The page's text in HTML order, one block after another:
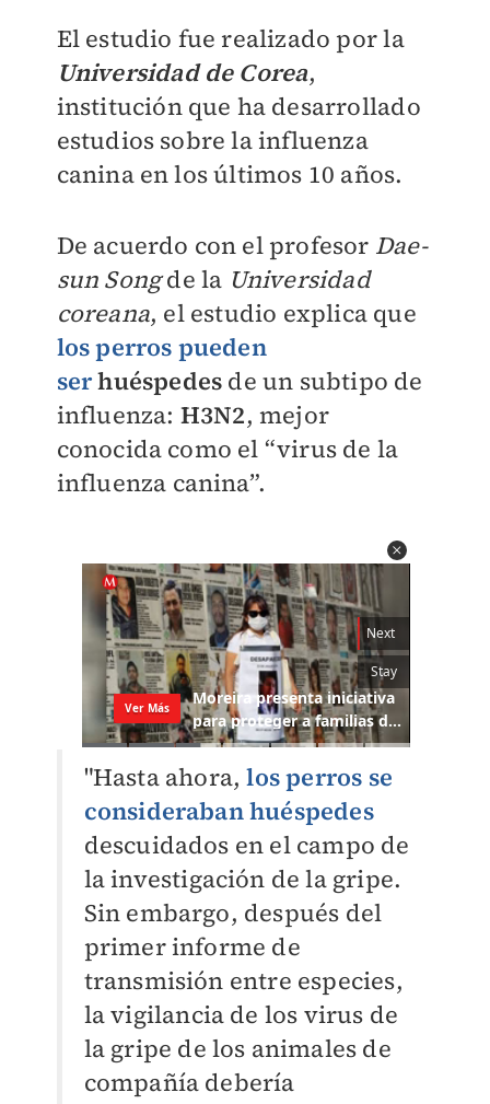
El estudio fue realizado por la
Universidad de Corea,
institución que ha desarrollado
estudios sobre la influenza
canina en los últimos 10 años.
De acuerdo con el profesor Dae-
sun Songde la Universidad
coreana, el estudio explica que
los perros pueden
serhuéspedes de un subtipo de
influenza: H3N2, mejor
conocida como el “virus de la
influenza canina”.
"Hasta ahora,los perros se
consideraban huéspedes
descuidados en el campo de
la investigación de la gripe.
Sin embargo, después del
primer informe de
transmisión entre especies,
la vigilancia de los virus de
la gripe de los animales de
compañía debería